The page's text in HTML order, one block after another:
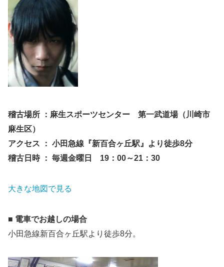
稽古場所 ：麻生スポーツセンター 第一武道場（川崎市
麻生区）
アクセス ： 小田急線『新百合ヶ丘駅』より徒歩8分
稽古日時 ： 毎週金曜日 19：00～21：30
大きな地図で見る
■ 電車でお越しの場合
小田急線新百合ヶ丘駅より徒歩8分。